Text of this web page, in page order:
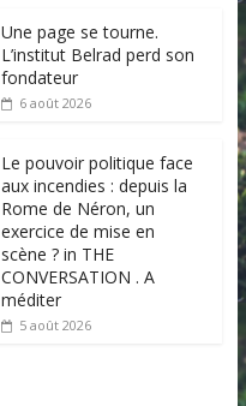
Une page se tourne.
L’institut Belrad perd son
fondateur
6 août 2026
Le pouvoir politique face
aux incendies : depuis la
Rome de Néron, un
exercice de mise en
scène ? in THE
CONVERSATION . A
méditer
5 août 2026